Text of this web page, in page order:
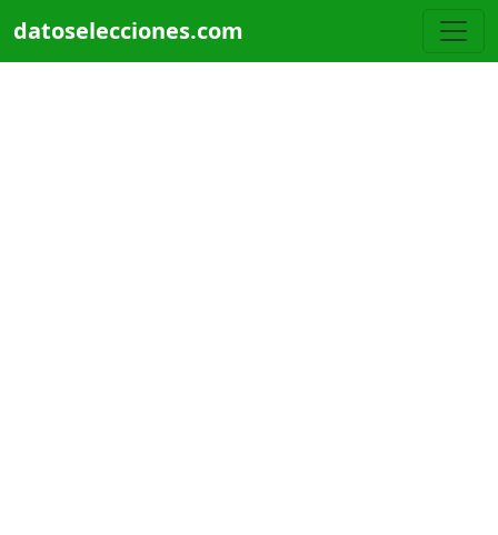
datoselecciones.com